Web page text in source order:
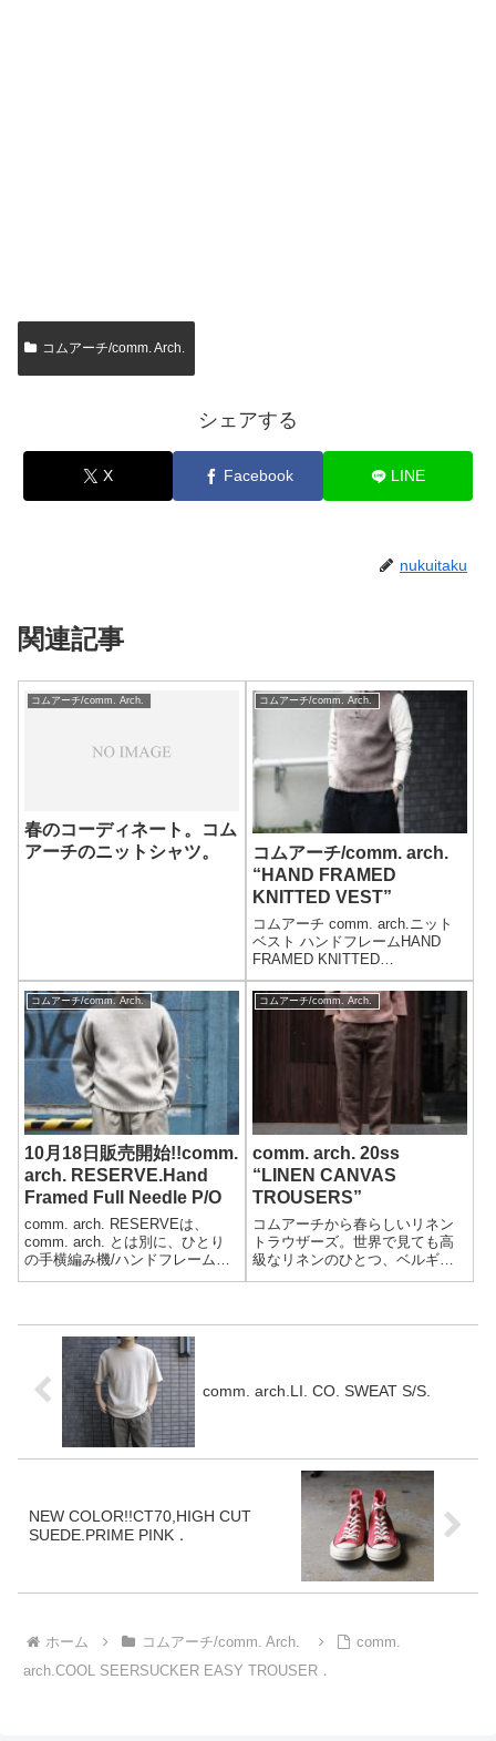
コムアーチ/comm. Arch.
シェアする
X Facebook LINE
nukuitaku
関連記事
コムアーチ/comm. Arch.
春のコーディネート。コム
アーチのニットシャツ。
コムアーチ/comm. Arch.
コムアーチ/comm. arch.
“HAND FRAMED
KNITTED VEST”
コムアーチ comm. arch.ニット
ベスト ハンドフレームHAND
FRAMED KNITTED
VEST(HAND-FRAMED-KNIT-
VEST-
19W)PRICE:22,000yen+tax着用
モデル173cm/65kgsize...
コムアーチ/comm. Arch.
10月18日販売開始!!comm.
arch. RESERVE.Hand
Framed Full Needle P/O
comm. arch. RESERVEは、
comm. arch. とは別に、ひとり
の手横編み機/ハンドフレームマ
シン職人 (人力で編むニットマシ
値、情熱、知識は、私が今まで
積み重ねてき...
コムアーチ/comm. Arch.
comm. arch. 20ss
“LINEN CANVAS
TROUSERS”
コムアーチから春らしいリネン
トラウザーズ。世界で見ても高
級なリネンのひとつ、ベルギー
産のリネンの繊維を更に厳選し
す。その素材を富士吉田に現存
地を製作しました。
comm. arch.LI. CO. SWEAT S/S.
NEW COLOR!!CT70,HIGH CUT
SUEDE.PRIME PINK．
ホーム コムアーチ/comm. Arch.
comm.
arch.COOL SEERSUCKER EASY TROUSER．